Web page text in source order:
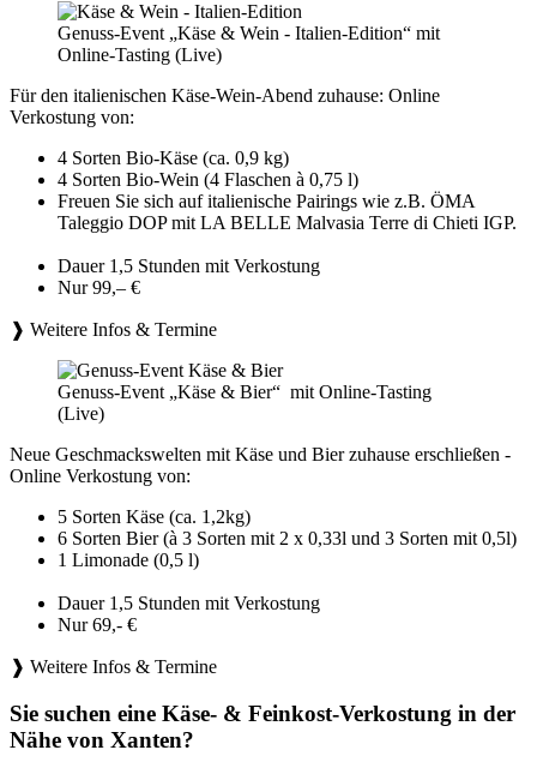
Genuss-Event „Käse & Wein - Italien-Edition“ mit
Online-Tasting (Live)
Für den italienischen Käse-Wein-Abend zuhause: Online
Verkostung von:
4 Sorten Bio-Käse (ca. 0,9 kg)
4 Sorten Bio-Wein (4 Flaschen à 0,75 l)
Freuen Sie sich auf italienische Pairings wie z.B. ÖMA
Taleggio DOP mit LA BELLE Malvasia Terre di Chieti IGP.
Dauer 1,5 Stunden mit Verkostung
Nur 99,– €
❱ Weitere Infos & Termine
Genuss-Event „Käse & Bier“ mit Online-Tasting
(Live)
Neue Geschmackswelten mit Käse und Bier zuhause erschließen -
Online Verkostung von:
5 Sorten Käse (ca. 1,2kg)
6 Sorten Bier (à 3 Sorten mit 2 x 0,33l und 3 Sorten mit 0,5l)
1 Limonade (0,5 l)
Dauer 1,5 Stunden mit Verkostung
Nur 69,- €
❱ Weitere Infos & Termine
Sie suchen eine Käse- & Feinkost-Verkostung in der
Nähe von Xanten?